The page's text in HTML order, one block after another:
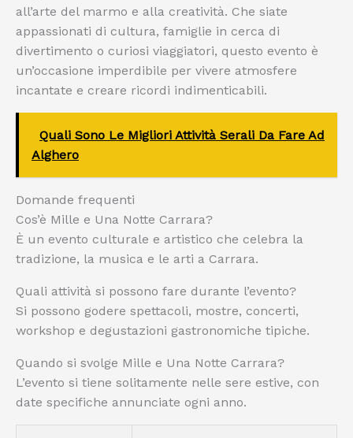
all’arte del marmo e alla creatività. Che siate
appassionati di cultura, famiglie in cerca di
divertimento o curiosi viaggiatori, questo evento è
un’occasione imperdibile per vivere atmosfere
incantate e creare ricordi indimenticabili.
Quali Sono Le Migliori Attività Serali Da Fare Ad
Alghero
Domande frequenti
Cos’è Mille e Una Notte Carrara?
È un evento culturale e artistico che celebra la
tradizione, la musica e le arti a Carrara.
Quali attività si possono fare durante l’evento?
Si possono godere spettacoli, mostre, concerti,
workshop e degustazioni gastronomiche tipiche.
Quando si svolge Mille e Una Notte Carrara?
L’evento si tiene solitamente nelle sere estive, con
date specifiche annunciate ogni anno.